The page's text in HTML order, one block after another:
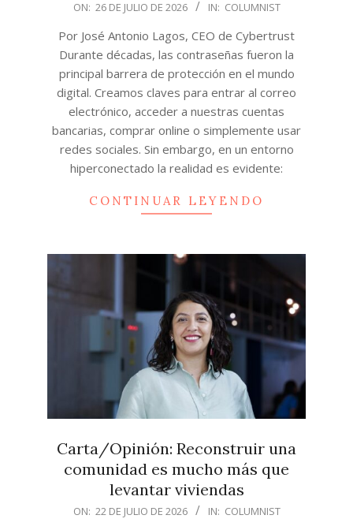
2026-
26
ON: 26 DE JULIO DE 2026 IN: COLUMNIST
Por José Antonio Lagos, CEO de Cybertrust
Durante décadas, las contraseñas fueron la
principal barrera de protección en el mundo
digital. Creamos claves para entrar al correo
electrónico, acceder a nuestras cuentas
bancarias, comprar online o simplemente usar
redes sociales. Sin embargo, en un entorno
hiperconectado la realidad es evidente:
CONTINUAR LEYENDO
Carta/Opinión: Reconstruir una
comunidad es mucho más que
levantar viviendas
2026-ON: 22 DE JULIO DE 2026 IN: COLUMNIST